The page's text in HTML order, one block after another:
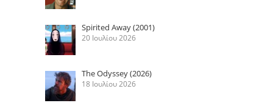
Spirited Away (2001)
20 Ιουλίου 2026
The Odyssey (2026)
18 Ιουλίου 2026